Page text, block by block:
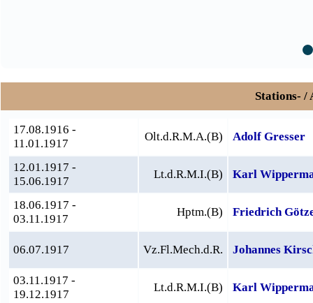
Stations- /
17.08.1916 -
11.01.1917
Olt.d.R.M.A.(B) Adolf Gresser
12.01.1917 -
15.06.1917
Lt.d.R.M.I.(B) Karl
18.06.1917 -
03.11.1917
Hptm.(B) Friedrich
06.07.1917 Vz.Fl.Mech.d.R. Johannes
03.11.1917 -
19.12.1917
Lt.d.R.M.I.(B) Karl